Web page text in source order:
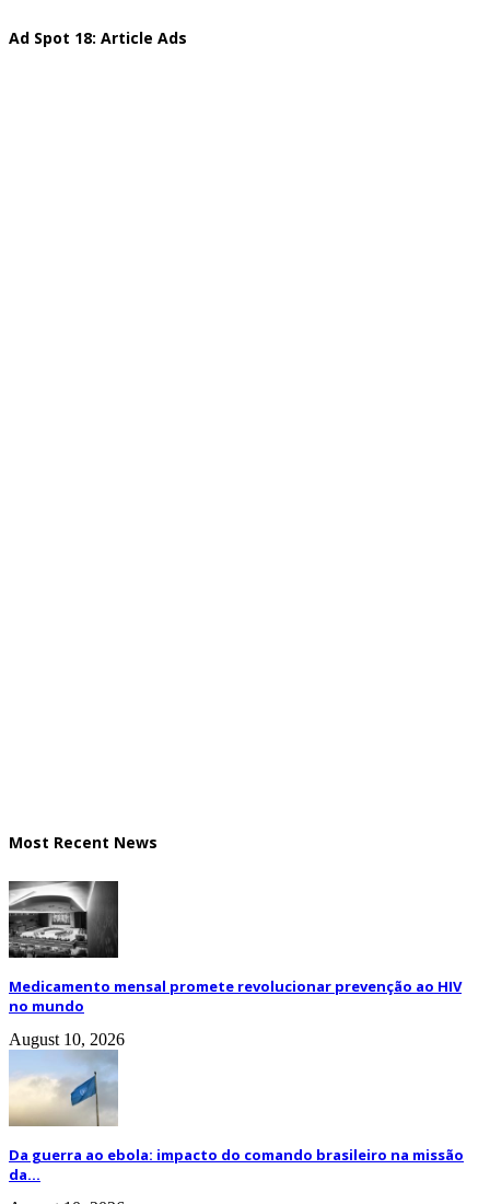
Ad Spot 18: Article Ads
Most Recent News
Medicamento mensal promete revolucionar prevenção ao HIV
no mundo
August 10, 2026
Da guerra ao ebola: impacto do comando brasileiro na missão
da...